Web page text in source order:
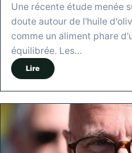
Une récente étude menée
doute autour de l'huile
comme un aliment phare
équilibrée. Les…
Lire